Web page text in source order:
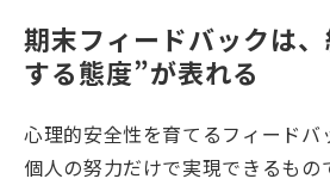
期末フィードバックは
する態度”が表れる
心理的安全性を育てるフィードバ
個人の努力だけで実現できるもの